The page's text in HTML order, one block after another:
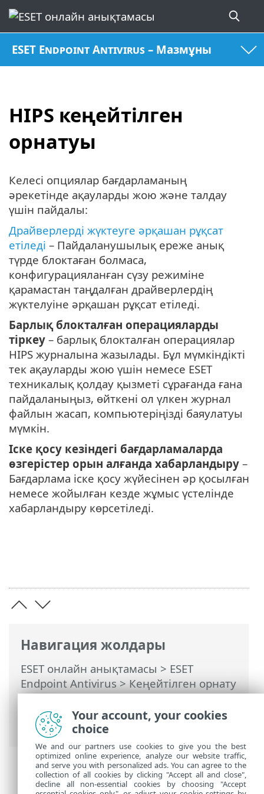
ESET Endpoint Antivirus – Мазмұны
HIPS кеңейтілген
орнатуы
Навигация жолдары
ESET онлайн анықтамасы > ESET
Endpoint Antivirus>Кеңейтілген орнату
>Қорғаныстар>HIPS — Басты
компьютерге басып кіруді болдырмау
жүйесі> HIPS кеңейтілген орнатуы
Келесі опциялар бағдарламаның
әрекетінде ақауларды жою және талдау
үшін пайдалы:
Драйверлерді жүктеуге әрқашан рұқсат
етіледі – Пайдаланушылық ереже анық
түрде блоктаған болмаса,
конфигурацияланған сүзу режиміне
қарамастан таңдалған драйверлердің
жүктелуіне әрқашан рұқсат етіледі.
Барлық блокталған операцияларды
тіркеу – барлық блокталған операциялар
HIPS журналына жазылады. Бұл мүмкіндікті
тек ақауларды жою үшін немесе ESET
техникалық қолдау қызметі сұрағанда ғана
пайдаланыңыз, өйткені ол үлкен журнал
файлын жасап, компьютеріңізді баяулатуы
мүмкін.
Іске қосу кезіндегі бағдарламаларда
өзгерістер орын алғанда хабарландыру –
Бағдарлама іске қосу жүйесінен әр қосылған
немесе жойылған кезде жұмыс үстелінде
хабарландыру көрсетіледі.
Your account, your cookies
choice
We and our partners use cookies to give you the best
optimized online experience, analyze our website traffic,
and serve you with personalized ads. You can agree to the
collection of all cookies by clicking "Accept all and close",
decline all non-essential cookies by choosing "Accept